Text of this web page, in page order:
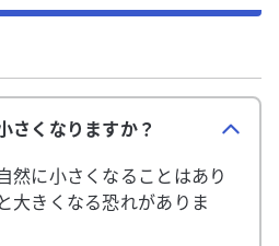
さくなりますか？
然に小さくなることはあり
大きくなる恐れがありま